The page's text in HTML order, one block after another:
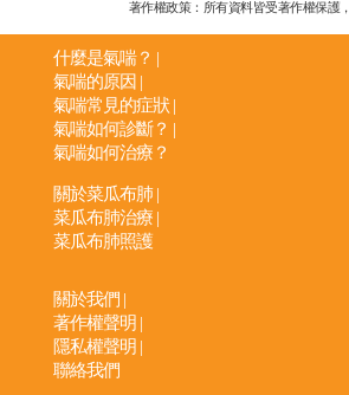
著作權政策：所有資料皆受著作權保護
什麼是氣喘？ |
氣喘的原因 |
氣喘常見的症狀|
氣喘如何診斷？ |
氣喘如何治療？
關於菜瓜布肺|
菜瓜布肺治療 |
菜瓜布肺照護
關於我們 |
著作權聲明 |
隱私權聲明 |
聯絡我們